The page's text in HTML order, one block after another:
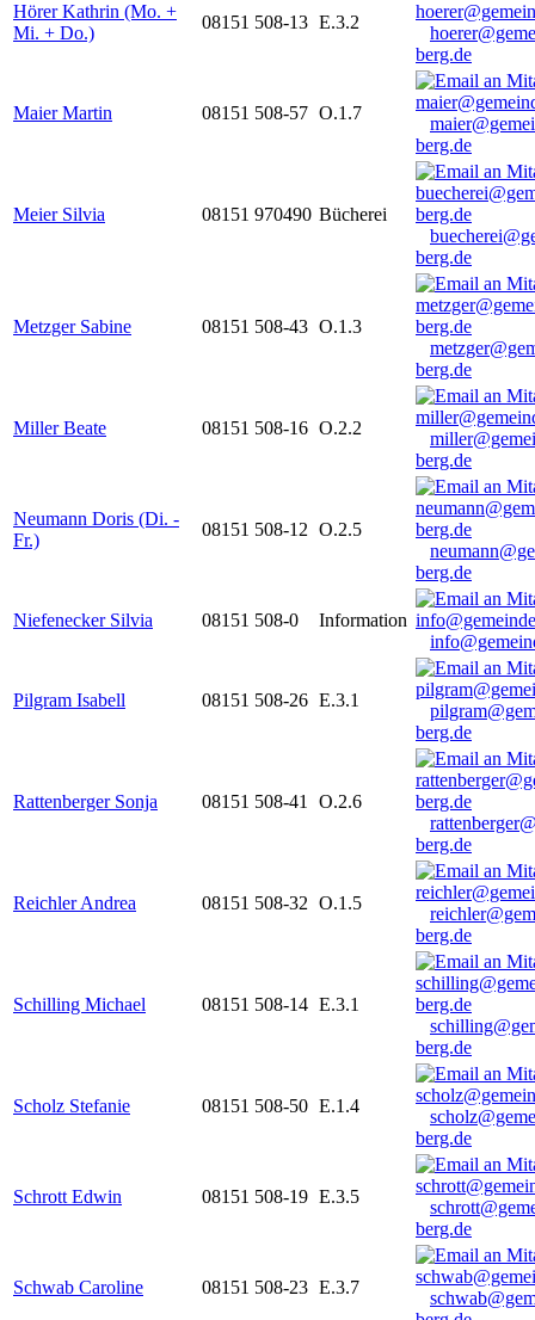
Hörer Kathrin (Mo. +
Mi. + Do.)
08151 508-13 E.3.2
berg.de
Maier Martin 08151 508-57 O.1.7
berg.de
Meier Silvia 08151 970490 Bücherei
berg.de
Metzger Sabine 08151 508-43 O.1.3
berg.de
Miller Beate 08151 508-16 O.2.2
berg.de
Neumann Doris (Di. -
Fr.)
08151 508-12 O.2.5
berg.de
Niefenecker Silvia 08151 508-0
Information
Pilgram Isabell 08151 508-26 E.3.1
berg.de
Rattenberger Sonja 08151 508-41
O.2.6
berg.de
Reichler Andrea 08151 508-32 O.1.5
berg.de
Schilling Michael 08151 508-14 E.3.1
berg.de
Scholz Stefanie 08151 508-50 E.1.4
berg.de
Schrott Edwin 08151 508-19 E.3.5
berg.de
Schwab Caroline 08151 508-23 E.3.7